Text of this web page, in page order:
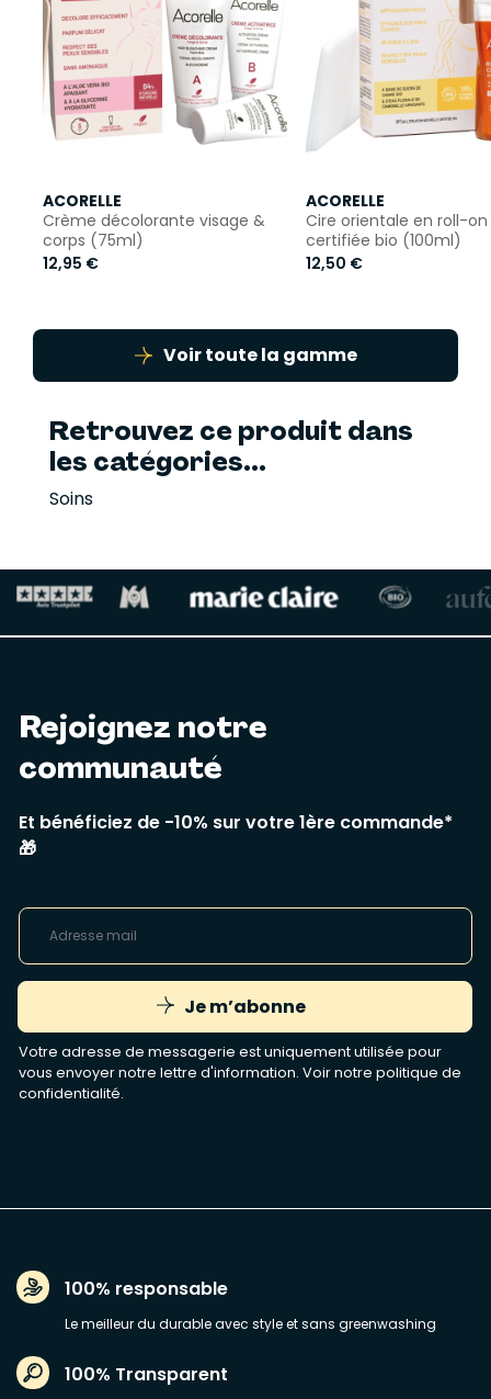
ACORELLE
Crème décolorante visage &
corps (75ml)
12,95 €
ACORELLE
Cire orientale en roll-on
certifiée bio (100ml)
12,50 €
Voir toute la gamme
Retrouvez ce produit dans
les catégories...
Soins
Rejoignez notre
communauté
Et bénéficiez de -10% sur votre 1ère commande*
🎁
Je m’abonne
Votre adresse de messagerie est uniquement utilisée pour
vous envoyer notre lettre d'information. Voir notre politique de
confidentialité.
100% responsable
Le meilleur du durable avec style et sans greenwashing
100% Transparent